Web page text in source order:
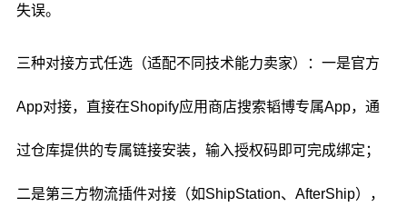
失误。
三种对接方式任选（适配不同技术能力卖家）：一是官方
App对接，直接在Shopify应用商店搜索韬博专属App，通
过仓库提供的专属链接安装，输入授权码即可完成绑定；
二是第三方物流插件对接（如ShipStation、AfterShip），